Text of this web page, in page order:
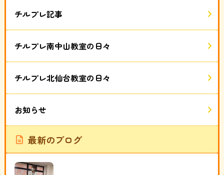
チルプレ記事
チルプレ南中山教室の日々
チルプレ北仙台教室の日々
お知らせ
最新のブログ